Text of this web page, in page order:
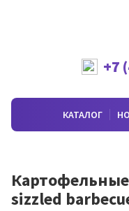
+7
КАТАЛОГ
sizzled